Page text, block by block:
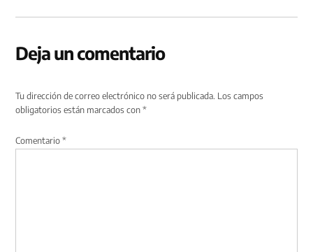
Deja un comentario
Tu dirección de correo electrónico no será publicada. Los campos
obligatorios están marcados con*
Comentario*